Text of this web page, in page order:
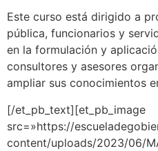
Este curso está dirigido a
pública, funcionarios y
en la formulación y
consultores y asesores
ampliar sus conocimientos
[/et_pb_text][et_pb_image
src=»https://
content/uploads/2023/06/